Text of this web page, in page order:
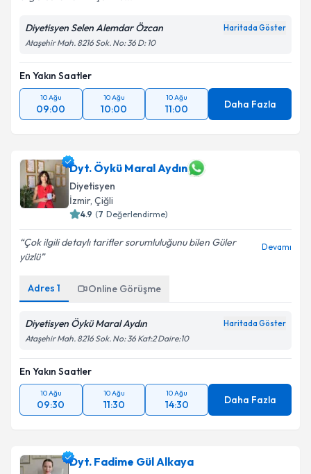
Diyetisyen Selen Alemdar Özcan Haritada Göster
Ataşehir Mah. 8216 Sok. No: 36 D: 10
En Yakın Saatler
10 Ağu
09:00
10 Ağu
10:00
10 Ağu
11:00 Daha Fazla
Dyt. Öykü Maral Aydın
Diyetisyen
İzmir, Çiğli
4.9 (7 Değerlendirme)
Çok ilgili detaylı tarifler sorumluluğunu bilen Güler
yüzlü
Devamı
Adres 1 Online Görüşme
Diyetisyen Öykü Maral Aydın Haritada Göster
Ataşehir Mah. 8216 Sok. No: 36 Kat:2 Daire:10
En Yakın Saatler
10 Ağu
09:30
10 Ağu
11:30
10 Ağu
14:30 Daha Fazla
Dyt. Fadime Gül Alkaya